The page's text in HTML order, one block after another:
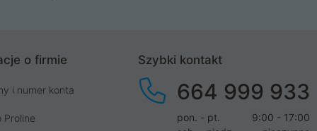
o firmie
i numer konta
Proline
Szybki kontakt
664 999 933
pon. - pt.
9:00 - 17:00